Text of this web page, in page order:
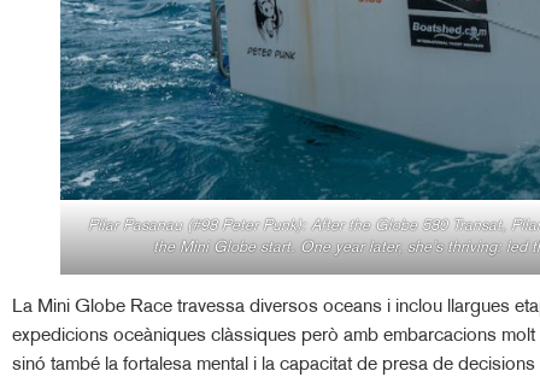
Pilar Pasanau (#98 Peter Punk): After the Globe 580 Transat,
the Mini Globe start. One year later, she’s thriving:
La Mini Globe Race travessa diversos oceans i inclou llargues
expedicions oceàniques clàssiques però amb embarcacions
sinó també la fortalesa mental i la capacitat de presa de decisions